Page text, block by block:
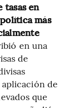
tasas en
más
en una
de
de
que